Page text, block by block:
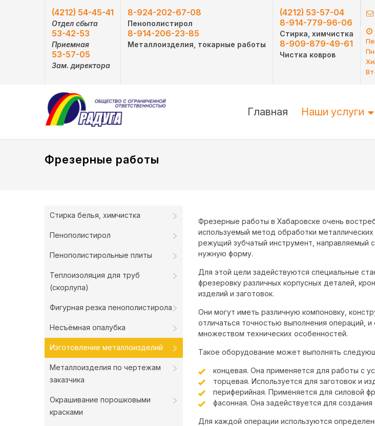
(4212) 54-45-41
Отдел сбыта
53-42-53
Приемная
53-57-05
Зам. директора
8-924-202-67-08
Пенополистирол
8-914-206-23-85
Металлоизделия, токарные работы
(4212) 53-57-04
8-914-779-96-06
Стирка, химчистка
8-909-879-49-61
Чистка ковров
Главная Наши услуги
Фрезерные работы
Стирка белья, химчистка
Пенополистирол
Пенополистирольные плиты
Теплоизоляция для труб
(скорлупа)
Фигурная резка пенополистирола
Несъёмная опалубка
Изготовление металлоизделий
Металлоизделия по чертежам
заказчика
Окрашивание порошковыми
красками
Фрезерные работы в Хабаровске очень
используемый метод обработки металлических
режущий зубчатый инструмент, направляемый
нужную форму.
Для этой цели задействуются специальные
фрезеровку различных корпусных деталей,
изделий и заготовок.
Они могут иметь различную компоновку,
отличаться точностью выполнения операций,
множеством технических особенностей.
Такое оборудование может выполнять
концевая. Она применяется для работы с
торцевая. Используется для заготовок и
периферийная. Применяется для силовой
фасонная. Она задействуется для
Для каждой операции используются